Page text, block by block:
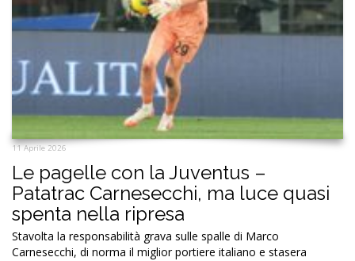
11 Aprile 2026
Le pagelle con la Juventus –
Patatrac Carnesecchi, ma luce quasi
spenta nella ripresa
Stavolta la responsabilità grava sulle spalle di Marco
Carnesecchi, di norma il miglior portiere italiano e stasera